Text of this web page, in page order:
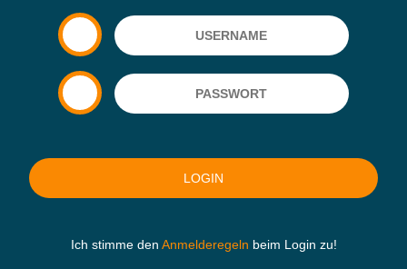
Ich stimme den Anmelderegeln beim Login zu!